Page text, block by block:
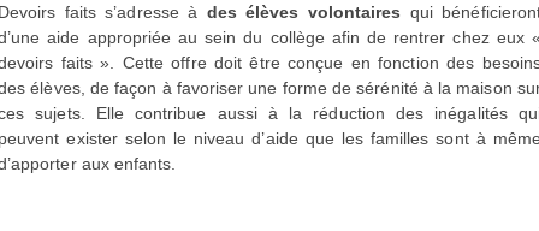
faits s’adresse à des élèves volontaires qui
aide appropriée au sein du collège afin de rentrer chez eux
faits ». Cette offre doit être conçue en fonction des
élèves, de façon à favoriser une forme de sérénité à la maison
sujets. Elle contribue aussi à la réduction des inégalités
exister selon le niveau d’aide que les familles sont à
aux enfants.